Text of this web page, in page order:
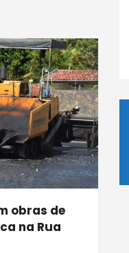
obras de
na Rua